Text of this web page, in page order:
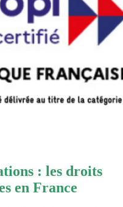
: les droits
en France